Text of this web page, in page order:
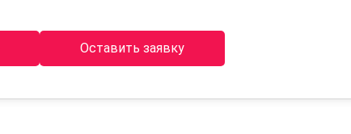
Оставить заявку